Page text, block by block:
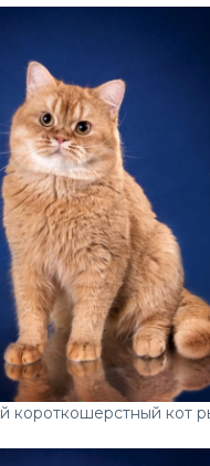
короткошерстный кот